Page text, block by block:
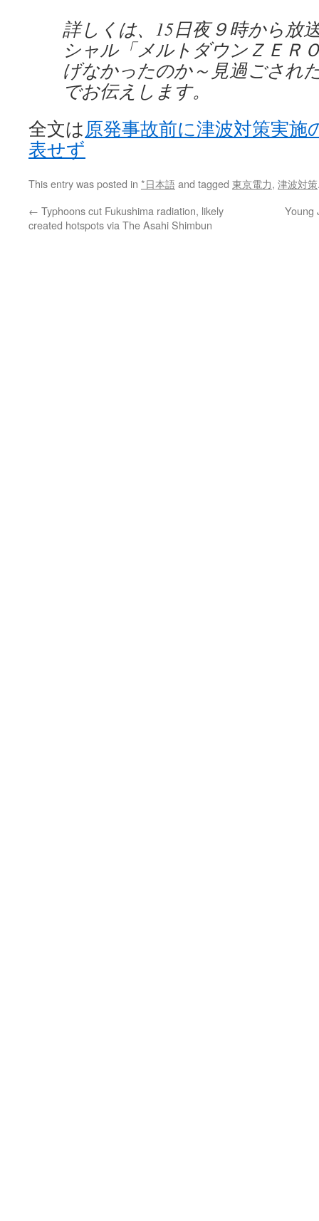
詳しくは、15日夜９時から放
シャル「メルトダウンＺＥＲ
げなかったのか～見過ごされ
でお伝えします。
全文は原発事故前に津波対策実施
表せず
This entry was posted in *日本語and tagged 東京電力, 津波対策
← Typhoons cut Fukushima radiation, likely
created hotspots via The Asahi Shimbun
Young